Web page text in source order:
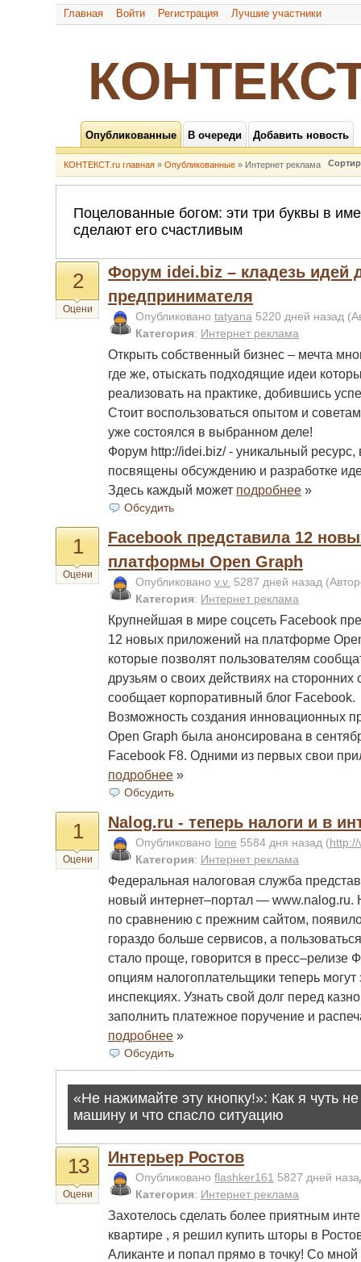
Главная Войти Регистрация Лучшие участники
Опубликованные В очереди Добавить новость
КОНТЕКСТ.ru главная » Опубликованные » Интернет реклама
2
Оцени
Форум idei.biz – кладезь идей
предпринимателя
Опубликовано tatyana 5220 дней назад
Категория: Интернет реклама
Открыть собственный бизнес – мечта
где же, отыскать подходящие идеи
реализовать на практике, добившись
Стоит воспользоваться опытом и
уже состоялся в выбранном деле!
Форум http://idei.biz/ - уникальный ресурс,
посвящены обсуждению и разработке
Здесь каждый может подробнее »
Обсудить
1
Оцени
Facebook представила 12
платформы Open Graph
Опубликовано v.v. 5287 дней назад
Категория: Интернет реклама
Крупнейшая в мире соцсеть Facebook
12 новых приложений на платформе
которые позволят пользователям
друзьям о своих действиях на сторонних
сообщает корпоративный блог Facebook.
Возможность создания инновационных
Open Graph была анонсирована в
Facebook F8. Одними из первых свои
подробнее »
Обсудить
1
Оцени
Nalog.ru - теперь налоги и в
Опубликовано Ione 5584 дня назад (
Категория: Интернет реклама
Федеральная налоговая служба
новый интернет–портал — www.nalog.ru.
по сравнению с прежним сайтом,
гораздо больше сервисов, а
стало проще, говорится в
опциям налогоплательщики теперь
инспекциях. Узнать свой долг перед
заполнить платежное поручение и
подробнее »
Обсудить
13
Оцени
Интерьер Ростов
Опубликовано flashker161 5827 дней
Категория: Интернет реклама
Захотелось сделать более приятным
квартире , я решил купить шторы в
Аликанте и попал прямо в точку! Со мной